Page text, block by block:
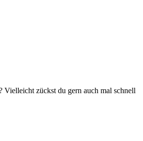
zückst du gern auch mal schnell